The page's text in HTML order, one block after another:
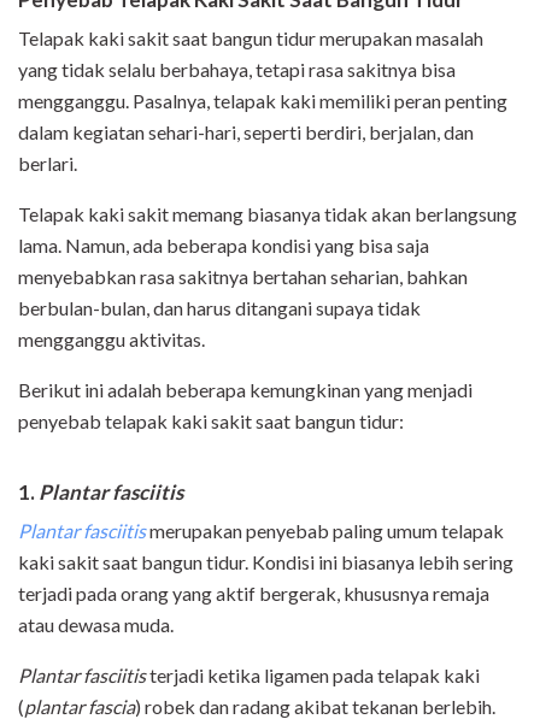
Telapak kaki sakit saat bangun tidur merupakan masalah
yang tidak selalu berbahaya, tetapi rasa sakitnya bisa
mengganggu. Pasalnya, telapak kaki memiliki peran penting
dalam kegiatan sehari-hari, seperti berdiri, berjalan, dan
berlari.
Telapak kaki sakit memang biasanya tidak akan berlangsung
lama. Namun, ada beberapa kondisi yang bisa saja
menyebabkan rasa sakitnya bertahan seharian, bahkan
berbulan-bulan, dan harus ditangani supaya tidak
mengganggu aktivitas.
Berikut ini adalah beberapa kemungkinan yang menjadi
penyebab telapak kaki sakit saat bangun tidur:
1.Plantar fasciitis
Plantar fasciitismerupakan penyebab paling umum telapak
kaki sakit saat bangun tidur. Kondisi ini biasanya lebih sering
terjadi pada orang yang aktif bergerak, khususnya remaja
atau dewasa muda.
Plantar fasciitisterjadi ketika ligamen pada telapak kaki
(plantar fascia) robek dan radang akibat tekanan berlebih.